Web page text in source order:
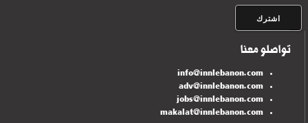
تواصلو معنا
info@innlebanon.com
adv@innlebanon.com
jobs@innlebanon.com
makalat@innlebanon.com